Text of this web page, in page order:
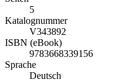
5
Katalognummer
V343892
ISBN (eBook)
9783668339156
Sprache
Deutsch